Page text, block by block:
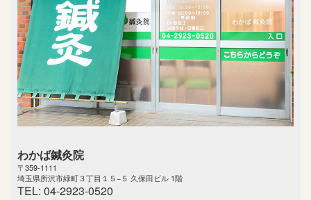
わかば鍼灸院
〒359-1111
埼玉県所沢市緑町３丁目１５−５ 久保田ビル 1階
TEL: 04-2923-0520